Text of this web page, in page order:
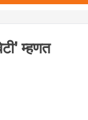
म्हणत